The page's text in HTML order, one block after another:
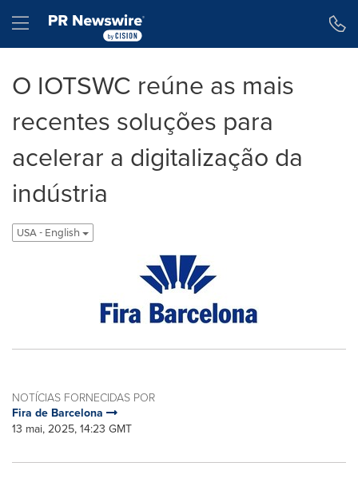
Hamburger menu
O IOTSWC reúne as mais
recentes soluções para
acelerar a digitalização da
indústria
USA - English
NOTÍCIAS FORNECIDAS POR
Fira de Barcelona
13 mai, 2025, 14:23 GMT